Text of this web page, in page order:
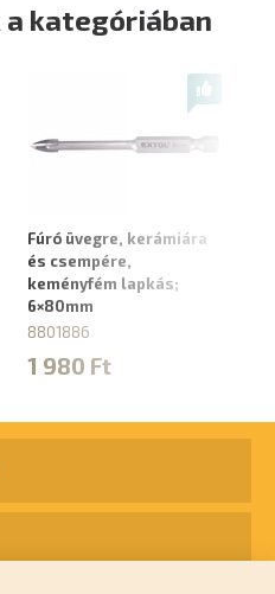
kategóriában
Fúró üvegre, kerámiára
és csempére,
keményfém lapkás;
6×80mm
8801886
1 980 Ft